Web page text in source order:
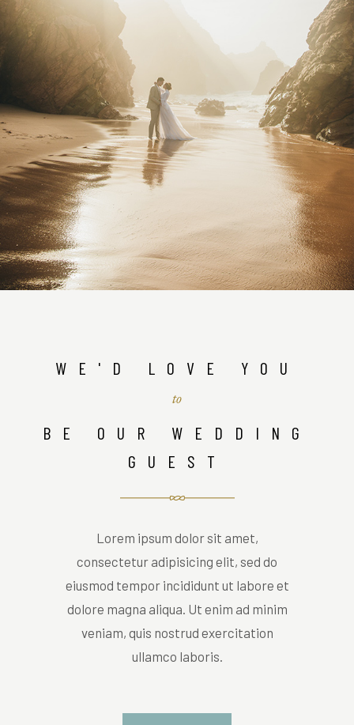
WE'D LOVE YOU
to
BE OUR WEDDING
GUEST
Lorem ipsum dolor sit amet,
consectetur adipisicing elit, sed do
eiusmod tempor incididunt ut labore et
dolore magna aliqua. Ut enim ad minim
veniam, quis nostrud exercitation
ullamco laboris.